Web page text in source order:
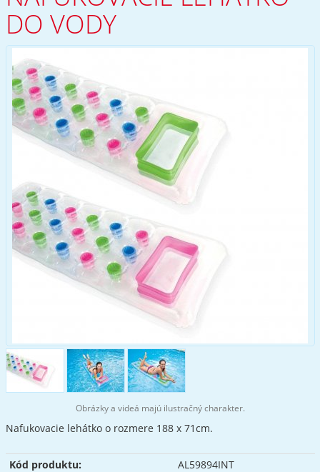
DO VODY
Obrázky a videá majú ilustračný charakter.
Nafukovacie lehátko o rozmere 188 x 71cm.
Kód produktu:
AL59894INT